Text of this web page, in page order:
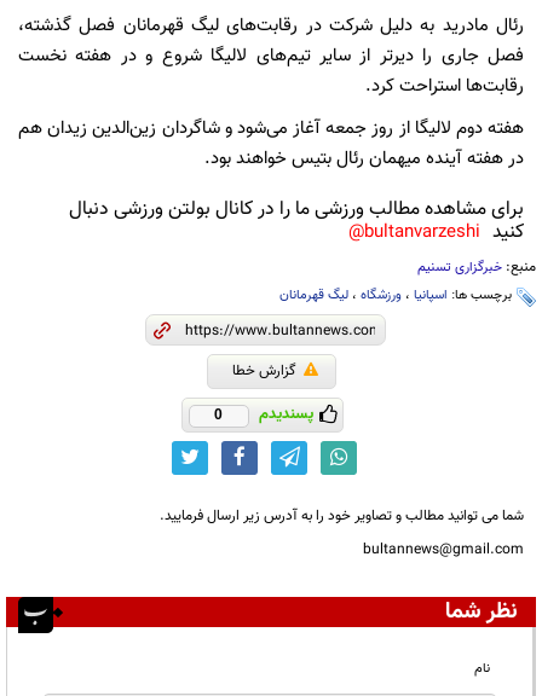
رئال مادرید به دلیل شرکت در رقابت‌های لیگ قهرمانان فصل گذشته،
فصل جاری را دیرتر از سایر تیم‌های لالیگا شروع و در هفته نخست
رقابت‌ها استراحت کرد.
هفته دوم لالیگا از روز جمعه آغاز می‌شود و شاگردان زین‌الدین زیدان هم
در هفته آینده میهمان رئال بتیس خواهند بود.
برای مشاهده مطالب ورزشی ما را در کانال بولتن ورزشی دنبال
کنید bultanvarzeshi@
منبع: خبرگزاری تسنیم
برچسب ها: اسپانیا ، ورزشگاه ، لیگ قهرمانان
گزارش خطا
پسندیدم 0
شما می توانید مطالب و تصاویر خود را به آدرس زیر ارسال فرمایید.
bultannews@gmail.com
نظر شما
نام